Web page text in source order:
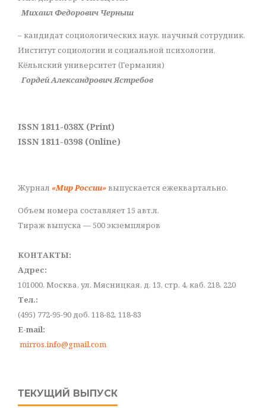
Михаил Федорович Черныш
– кандидат социологических наук, научный сотрудник,
Институт социологии и социальной психологии,
Кёльнский университет (Германия)
Гордей Александрович Ястребов
ISSN 1811-038X (Print)
ISSN 1811-0398 (Online)
Журнал «Мир России»выпускается ежеквартально.
Объем номера составляет 15 авт.л.
Тираж выпуска — 500 экземпляров
КОНТАКТЫ:
Адрес:
101000, Москва, ул. Мясницкая, д. 13, стр. 4, каб. 218, 220
Тел.:
(495) 772-95-90 доб. 118-82, 118-83
E-mail:
mirros.info@gmail.com
ТЕКУЩИЙ ВЫПУСК